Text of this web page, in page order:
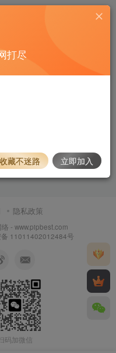
幻诛仙14职业DNF版
Linux手工端+多功能GM
台+安卓苹果双端+视频
隐私政策
- www.pipbest.com
备 11011402012484号
码加微信
打尽
藏不迷路 立即加入